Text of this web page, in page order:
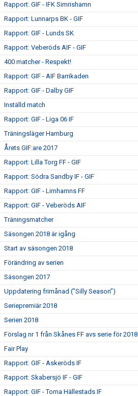
Rapport: GIF - IFK Simrishamn
Rapport: Lunnarps BK - GIF
Rapport: GIF - Lunds SK
Rapport: Veberöds AIF - GIF
400 matcher - Respekt!
Rapport: GIF - AIF Barrikaden
Rapport: GIF - Dalby GIF
Inställd match
Rapport: GIF - Liga 06 IF
Träningsläger Hamburg
Årets GIF:are 2017
Rapport: Lilla Torg FF - GIF
Rapport: Södra Sandby IF - GIF
Rapport: GIF - Limhamns FF
Rapport: GIF - Veberöds AIF
Träningsmatcher
Säsongen 2018 är igång
Start av säsongen 2018
Förändring av serien
Säsongen 2017
Uppdatering frimånad (”Silly Season”)
Seriepremiär 2018
Serien 2018
Förslag nr 1 från Skånes FF avs serie för 2018
Fair Play
Rapport: GIF - Askeröds IF
Rapport: Skabersjö IF - GIF
Rapport: GIF - Torna Hällestads IF